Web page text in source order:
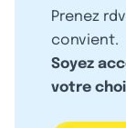
Prenez
convient.
Soyez
votre